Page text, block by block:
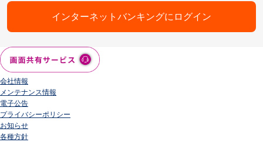
インターネットバンキングにログイン
会社情報
メンテナンス情報
電子公告
プライバシーポリシー
お知らせ
各種方針